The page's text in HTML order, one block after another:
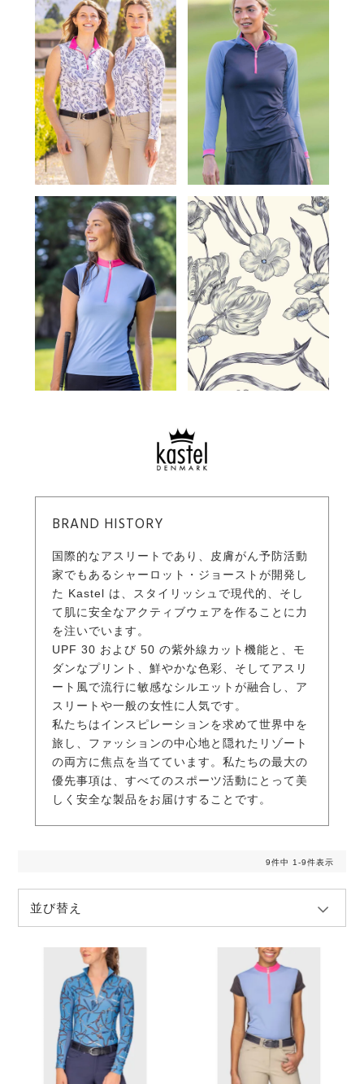
BRAND HISTORY
国際的なアスリートであり、皮膚がん予防活動
家でもあるシャーロット・ジョーストが開発し
た Kastel は、スタイリッシュで現代的、そし
て肌に安全なアクティブウェアを作ることに力
を注いでいます。
UPF 30 および 50 の紫外線カット機能と、モ
ダンなプリント、鮮やかな色彩、そしてアスリ
ート風で流行に敏感なシルエットが融合し、ア
スリートや一般の女性に人気です。
私たちはインスピレーションを求めて世界中を
旅し、ファッションの中心地と隠れたリゾート
の両方に焦点を当てています。私たちの最大の
優先事項は、すべてのスポーツ活動にとって美
しく安全な製品をお届けすることです。
並び替え
9件中 1 -9件表示